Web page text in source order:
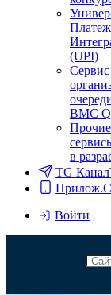
(UPI)
Сервис
BMC
Прочие
в
TG Канал
Прилож.
Войти